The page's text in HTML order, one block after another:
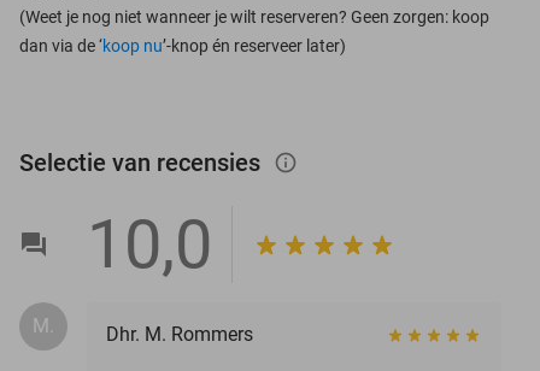
(Weet je nog niet wanneer je wilt reserveren? Geen zorgen: koop
dan via de ‘koop nu’-knop én reserveer later)
Selectie van recensies info_outlined
10,0
M. Dhr. M. Rommers